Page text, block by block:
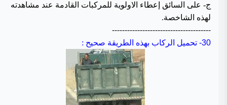
ج- على السائق إعطاء الاولوية للمركبات القادمة عند مشاهدته
لهذه الشاخصة.
---------------------------------------
30- تحميل الركاب بهذه الطريقة صحيح :